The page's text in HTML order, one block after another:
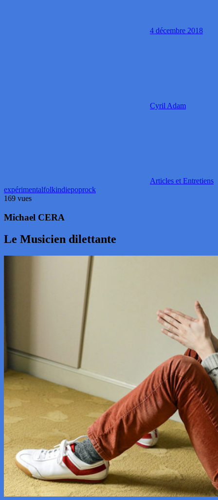
4 décembre 2018
Cyril Adam
Articles et Entretiens
expérimentalfolkindiepoprock
169 vues
Michael CERA
Le Musicien dilettante